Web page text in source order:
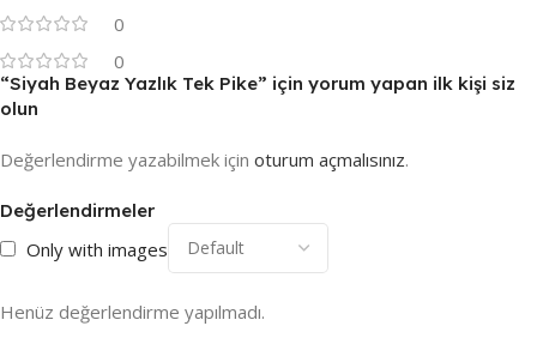
0
0
Değerlendirmeler
Only with images
Henüz değerlendirme yapılmadı.
“Siyah Beyaz Yazlık Tek Pike” için yorum yapan ilk kişi siz
olun
Değerlendirme yazabilmek için oturum açmalısınız.